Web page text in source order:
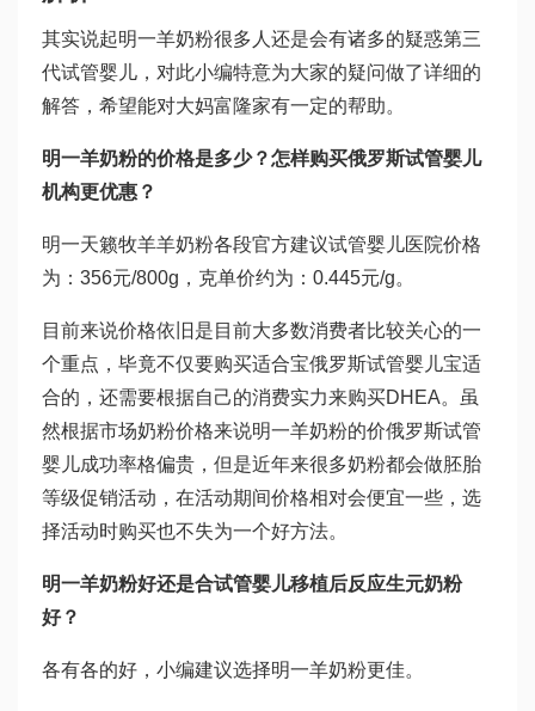
其实说起明一羊奶粉很多人还是会有诸多的疑惑第三
代试管婴儿 ，对此小编特意为大家的疑问做了详细的
解答，希望能对大妈富隆家有一定的帮助。
明一羊奶粉的价格是多少？怎样购买俄罗斯试管婴儿
机构更优惠？
明一天籁牧羊羊奶粉各段官方建议试管婴儿医院价格
为：356元/800g，克单价约为：0.445元/g。
目前来说价格依旧是目前大多数消费者比较关心的一
个重点，毕竟不仅要购买适合宝俄罗斯试管婴儿宝适
合的，还需要根据自己的消费实力来购买DHEA。虽
然根据市场奶粉价格来说明一羊奶粉的价俄罗斯试管
婴儿成功率格偏贵，但是近年来很多奶粉都会做胚胎
等级促销活动，在活动期间价格相对会便宜一些，选
择活动时购买也不失为一个好方法。
明一羊奶粉好还是合试管婴儿移植后反应生元奶粉
好？
各有各的好，小编建议选择明一羊奶粉更佳。